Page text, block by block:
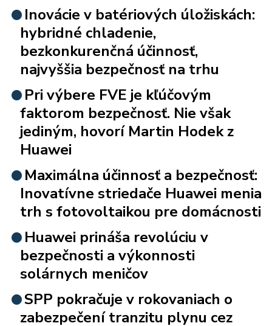
Inovácie v batériových úložiskách:
hybridné chladenie,
bezkonkurenčná účinnosť,
najvyššia bezpečnosť na trhu
Pri výbere FVE je kľúčovým
faktorom bezpečnosť. Nie však
jediným, hovorí Martin Hodek z
Huawei
Maximálna účinnosť a bezpečnosť:
Inovatívne striedače Huawei menia
trh s fotovoltaikou pre domácnosti
Huawei prináša revolúciu v
bezpečnosti a výkonnosti
solárnych meničov
SPP pokračuje v rokovaniach o
zabezpečení tranzitu plynu cez